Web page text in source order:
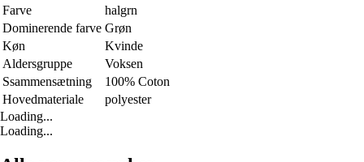
Farve
halgrn
Dominerende farve Grøn
Køn
Kvinde
Aldersgruppe
Voksen
Ssammensætning
100% Coton
Hovedmateriale
polyester
Loading...
Loading...